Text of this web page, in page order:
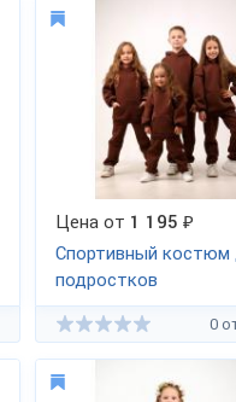
Цена от 1 195 ₽
Спортивный костюм
подростков
0